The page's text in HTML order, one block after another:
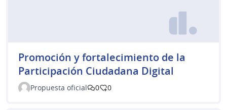
Promoción y fortalecimiento de la
Participación Ciudadana Digital
Propuesta oficial 0 0